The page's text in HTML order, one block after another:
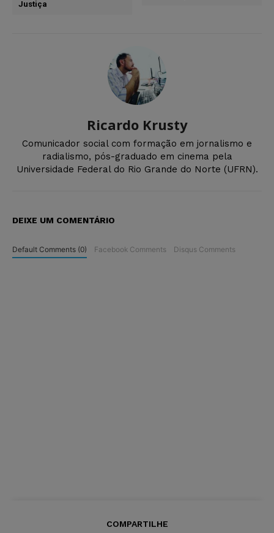
Justiça
Ricardo Krusty
Comunicador social com formação em jornalismo e
radialismo, pós-graduado em cinema pela
Universidade Federal do Rio Grande do Norte (UFRN).
DEIXE UM COMENTÁRIO
Default Comments (0) Facebook Comments Disqus Comments
COMPARTILHE